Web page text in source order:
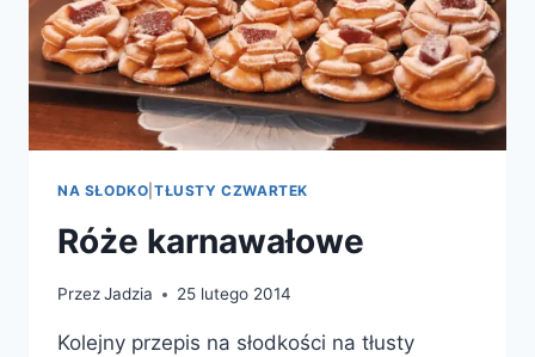
NA SŁODKO TŁUSTY CZWARTEK
Róże karnawałowe
PrzezJadzia 25 lutego 2014
Kolejny przepis na słodkości na tłusty